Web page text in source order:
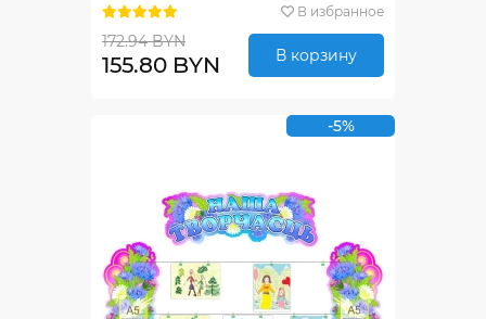
В избранное
172.94 BYN
155.80 BYN В корзину
-5%